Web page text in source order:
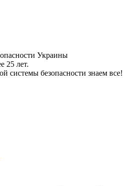
Украины
25 лет.
системы безопасности знаем все!